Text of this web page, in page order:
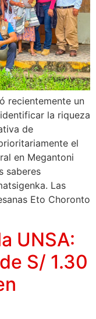
recientemente un
la riqueza
de
el
en Megantoni
saberes
Las
Eto Choronto
UNSA:
S/ 1.30